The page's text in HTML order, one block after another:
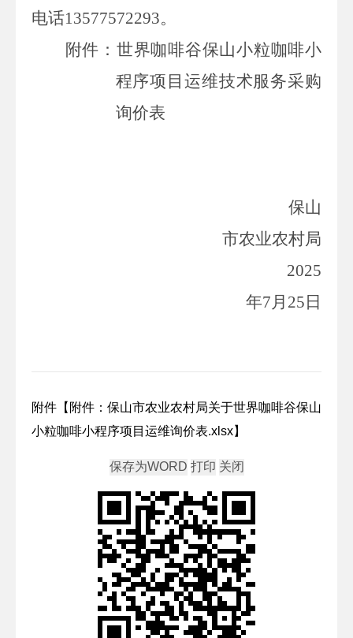
电话13577572293。
附件 ：世界咖啡谷保山小粒咖啡小
程序项目运维技术服务采购
询价表
保山
市农业农村局
2025
年7月 25日
附件【 附件：保山市农业农村局关于世界咖啡谷保山
小粒咖啡小程序项目运维询价表.xlsx】